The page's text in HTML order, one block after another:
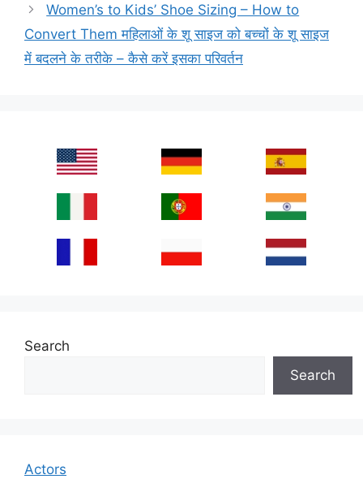
Women’s to Kids’ Shoe Sizing – How to
Convert Them महिलाओं के शू साइज को बच्चों के शू साइज
में बदलने के तरीके – कैसे करें इसका परिवर्तन
Search
Search
Actors